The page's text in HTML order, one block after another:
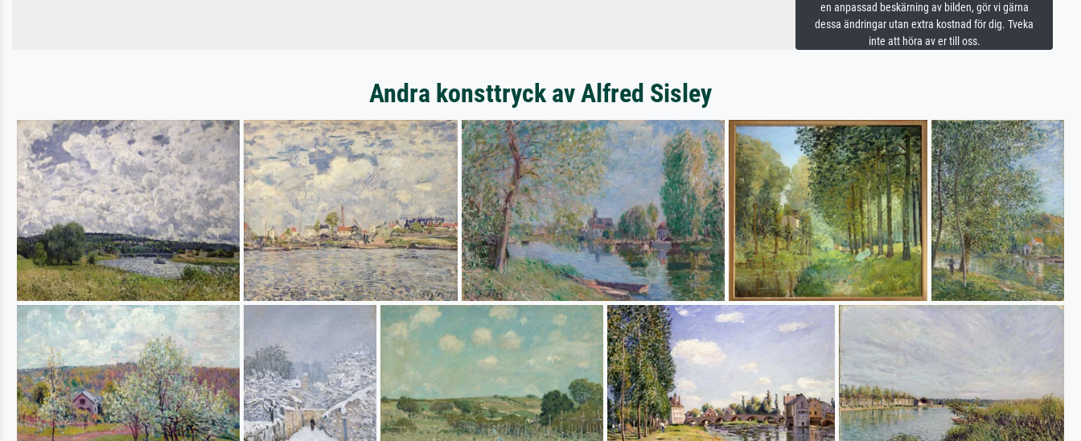
en anpassad beskärning av bilden, gör vi gärna
dessa ändringar utan extra kostnad för dig. Tveka
inte att höra av er till oss.
Andra konsttryck av Alfred Sisley